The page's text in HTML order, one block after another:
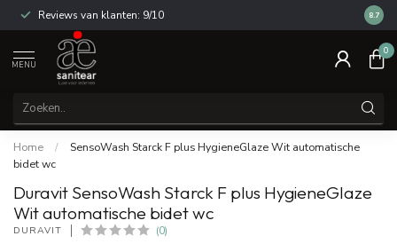
Reviews van klanten: 9/10 14
8.7
MENU
0
Home /
SensoWash Starck F plus HygieneGlaze Wit automatische
bidet wc
Duravit SensoWash Starck F plus HygieneGlaze
Wit automatische bidet wc
DURAVIT (0)